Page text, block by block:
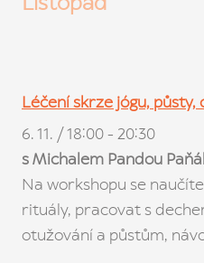
Léčení skrze jógu,
6. 11. / 18:00 - 20:30
s Michalem Pandou
Na workshopu se
rituály, pracovat s
otužování a půstům,